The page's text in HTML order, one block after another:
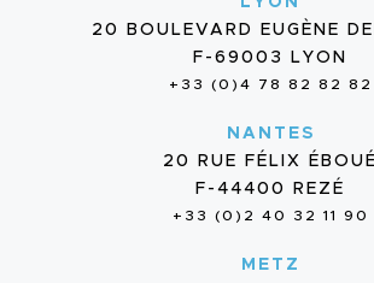
20 BOULEVARD EUGÈNE
F-69003 LYON
+33 (0)4 78 82 82 82
NANTES
20 RUE FÉLIX ÉBOUÉ
F-44400 REZÉ
+33 (0)2 40 32 11 90
METZ